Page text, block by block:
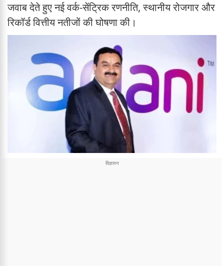
जवाब देते हुए नई वर्क-सेंट्रिक रणनीति, स्थानीय रोजगार और
रिकॉर्ड वित्तीय नतीजों की घोषणा की।